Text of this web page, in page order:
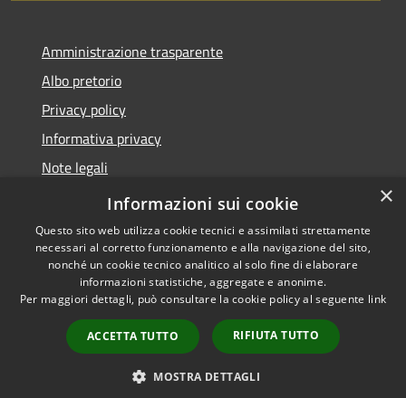
Amministrazione trasparente
Albo pretorio
Privacy policy
Informativa privacy
Note legali
Dichiarazione di accessibilità
Accessibilità
Copyright © 2026 • Comune di
Santa Maria Nuova • Powered
byMunicipium
Accesso
redazione
×
Informazioni sui cookie
Questo sito web utilizza cookie tecnici e assimilati strettamente
necessari al corretto funzionamento e alla navigazione del sito,
nonché un cookie tecnico analitico al solo fine di elaborare
informazioni statistiche, aggregate e anonime.
Per maggiori dettagli, può consultare la cookie policy al seguente link
ACCETTA TUTTO RIFIUTA TUTTO
MOSTRA DETTAGLI